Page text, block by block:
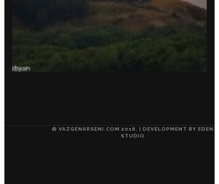
© VAZGENARSENI.COM 2016. | DEVELOPMENT BY EDEN
STUDIO